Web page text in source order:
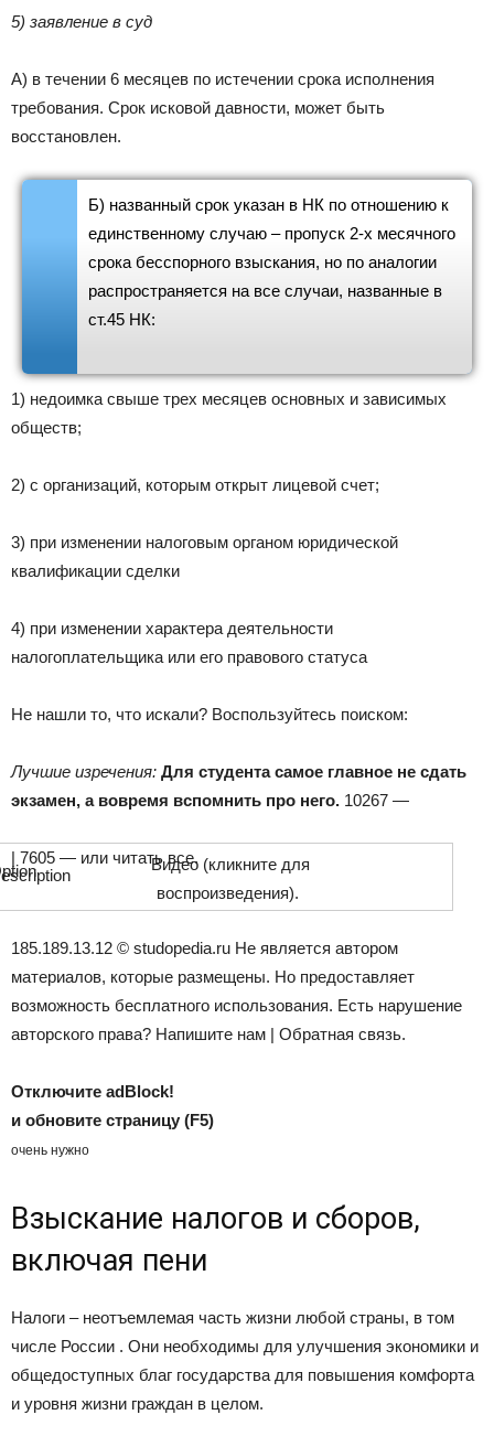
5) заявление в суд
А) в течении 6 месяцев по истечении срока исполнения
требования. Срок исковой давности, может быть
восстановлен.
Б) названный срок указан в НК по отношению к
единственному случаю – пропуск 2-х месячного
срока бесспорного взыскания, но по аналогии
распространяется на все случаи, названные в
ст.45 НК:
1) недоимка свыше трех месяцев основных и зависимых
обществ;
2) с организаций, которым открыт лицевой счет;
3) при изменении налоговым органом юридической
квалификации сделки
4) при изменении характера деятельности
налогоплательщика или его правового статуса
Не нашли то, что искали? Воспользуйтесь поиском:
Лучшие изречения: Для студента самое главное не сдать
экзамен, а вовремя вспомнить про него. 10267 —
| 7605 — или читать все.Видео (кликните для
воспроизведения).
185.189.13.12 © studopedia.ru Не является автором
материалов, которые размещены. Но предоставляет
возможность бесплатного использования. Есть нарушение
авторского права? Напишите нам | Обратная связь.
Отключите adBlock!
и обновите страницу (F5)
очень нужно
Взыскание налогов и сборов,
включая пени
Налоги – неотъемлемая часть жизни любой страны, в том
числе России . Они необходимы для улучшения экономики и
общедоступных благ государства для повышения комфорта
и уровня жизни граждан в целом.